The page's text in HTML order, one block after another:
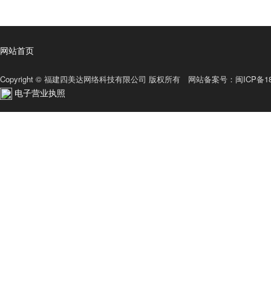
网站首页
Copyright © 福建四美达网络科技有限公司 版权所有 网站备案号： 闽ICP备
电子营业执照